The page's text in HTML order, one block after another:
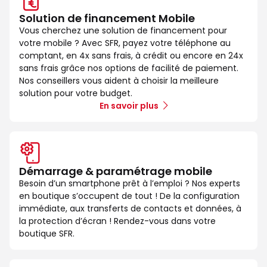
Solution de financement Mobile
Vous cherchez une solution de financement pour
votre mobile ? Avec SFR, payez votre téléphone au
comptant, en 4x sans frais, à crédit ou encore en 24x
sans frais grâce nos options de facilité de paiement.
Nos conseillers vous aident à choisir la meilleure
solution pour votre budget.
En savoir plus
Démarrage & paramétrage mobile
Besoin d’un smartphone prêt à l’emploi ? Nos experts
en boutique s’occupent de tout ! De la configuration
immédiate, aux transferts de contacts et données, à
la protection d’écran ! Rendez-vous dans votre
boutique SFR.